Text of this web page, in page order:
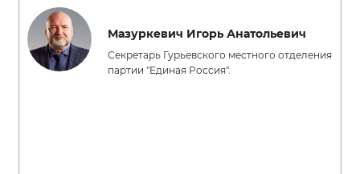
Мазуркевич Игорь Анатольевич
Секретарь Гурьевского местного отделения
партии "Единая Россия".